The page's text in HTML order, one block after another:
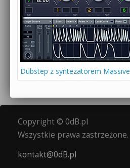
Dubstep z syntezatorem Massive
Copyright © 0dB.pl
Wszystkie prawa zastrzeżone.
kontakt@0dB.pl